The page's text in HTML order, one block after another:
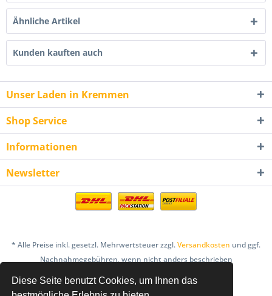
Diese Seite benutzt Cookies, um Ihnen das
Ähnliche Artikel
Kunden kauften auch
Unser Laden in Kremmen
Shop Service
Informationen
Newsletter
* Alle Preise inkl. gesetzl. Mehrwertsteuer zzgl.Versandkosten und ggf.
Nachnahmegebühren, wenn nicht anders beschrieben
AGB Bestellung & Zahlung Datenschutz